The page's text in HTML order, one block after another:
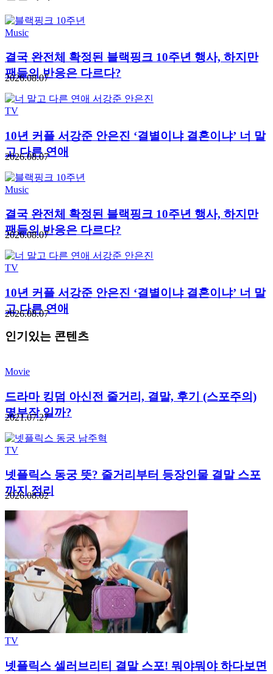
Music
결국 완전체 확정된 블랙핑크 10주년 행사, 하지만
팬들의 반응은 다르다?
2026.08.07
TV
10년 커플 서강준 안은진 ‘결별이냐 결혼이냐’ 너 말
고 다른 연애
2026.08.07
Music
결국 완전체 확정된 블랙핑크 10주년 행사, 하지만
팬들의 반응은 다르다?
2026.08.07
TV
10년 커플 서강준 안은진 ‘결별이냐 결혼이냐’ 너 말
고 다른 연애
2026.08.07
인기있는 콘텐츠
Movie
드라마 킹덤 아신전 줄거리, 결말, 후기 (스포주의)
몇부작 일까?
2021.07.27
TV
넷플릭스 동궁 뜻? 줄거리부터 등장인물 결말 스포
까지 정리
2026.08.02
TV
넷플릭스 셀러브리티 결말 스포! 뭐야뭐야 하다보면